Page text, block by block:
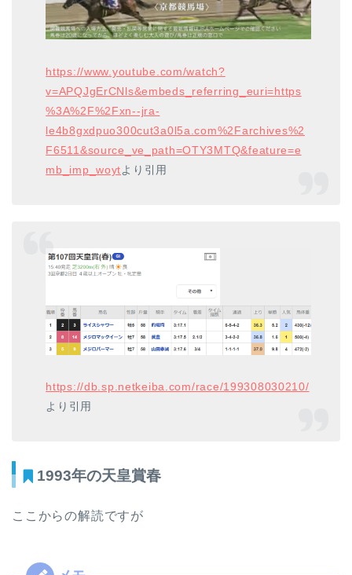
https://www.youtube.com/watch?
v=APQJgErCNls&embeds_referring_euri=https
%3A%2F%2Fxn--jra-
le4b8gxdpuo300cut3a0l5a.com%2Farchives%2
F6511&source_ve_path=OTY3MTQ&feature=e
mb_imp_woytより引用
https://db.sp.netkeiba.com/race/199308030210/
より引用
1993年の天皇賞春
ここからの解読ですが